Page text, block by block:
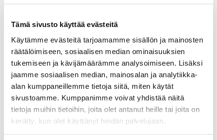
Tämä sivusto käyttää evästeitä
Käytämme evästeitä tarjoamamme sisällön ja mainosten
räätälöimiseen, sosiaalisen median ominaisuuksien
tukemiseen ja kävijämäärämme analysoimiseen. Lisäksi
jaamme sosiaalisen median, mainosalan ja analytiikka-
alan kumppaneillemme tietoja siitä, miten käytät
sivustoamme. Kumppanimme voivat yhdistää näitä
tietoja muihin tietoihin, joita olet antanut heille tai joita on
kerätty, kun olet käyttänyt heidän palvelujaan.
vapaaehtoisia markkinalähtöisiä mekanismeja, joilla
päästöjä tuottavasta toiminnasta ohjataan varoja
päästöjä sitovaan tai vähentävään toimintaan. Paine
vapaaehtoisiin kompensaatiomarkkinoihin kasvaa myös
siksi, että näköpiirissä on vain vähän muita globaalisti
toimivia vaihtoehtoja.
Ilmastolla ei ole aikaa odottaa täydellisiä ratkaisuja
Myös suomalaisessa keskustelussa toivoisi, että